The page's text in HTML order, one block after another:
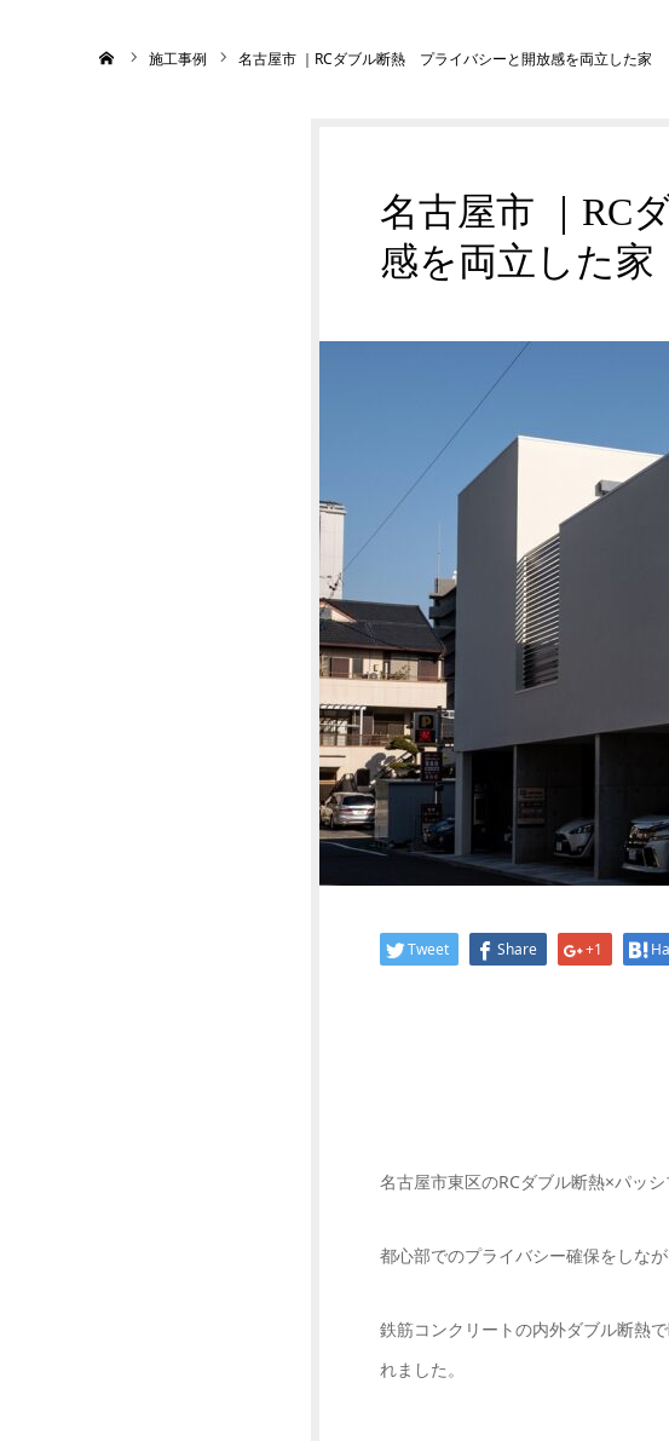
施工事例 名古屋市 ｜RCダブル断熱 プライバシーと開放感を両立した家
名古屋市 ｜RC
感を両立した家
Tweet Share +1
名古屋市東区のRCダブル断熱×パッシ
都心部でのプライバシー確保をしな
鉄筋コンクリートの内外ダブル断熱
れました。